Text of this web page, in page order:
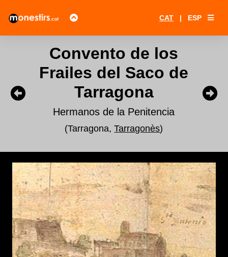
CAT | ESP
Convento de los
Frailes del Saco de
Tarragona
Hermanos de la Penitencia
(Tarragona,Tarragonès)